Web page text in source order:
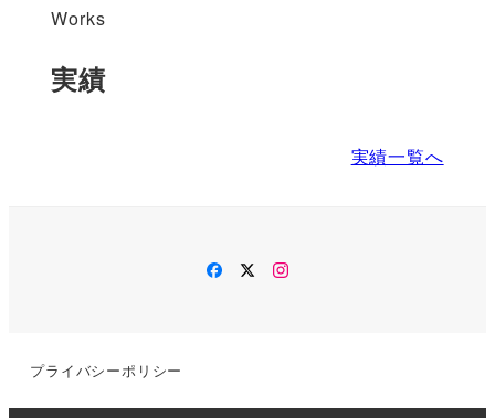
Works
実績
実績一覧へ
Facebook
TwitterInstagram
プライバシーポリシー